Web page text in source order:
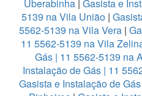
Uberabinha | Gasista e
5139 na Vila União |
5562-5139 na Vila Vera|
11 5562-5139 na Vila
Gás | 11 5562-5139 na
Instalação de Gás | 11
Gasista e Instalação de